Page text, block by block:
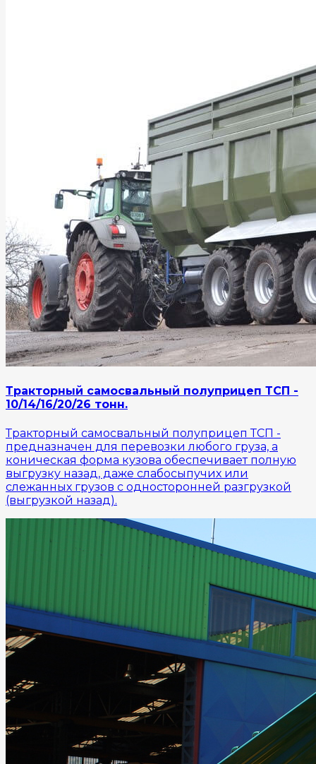
Тракторный самосвальный полуприцеп ТСП -
10/14/16/20/26 тонн.
Тракторный самосвальный полуприцеп ТСП -
предназначен для перевозки любого груза, а
коническая форма кузова обеспечивает полную
выгрузку назад, даже слабосыпучих или
слежанных грузов с односторонней разгрузкой
(выгрузкой назад).